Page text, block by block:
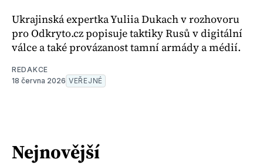
Ukrajinská expertka Yuliia Dukach v rozhovoru
pro Odkryto.cz popisuje taktiky Rusů v digitální
válce a také provázanost tamní armády a médií.
REDAKCE
18 června 2026 VEŘEJNÉ
Nejnovější